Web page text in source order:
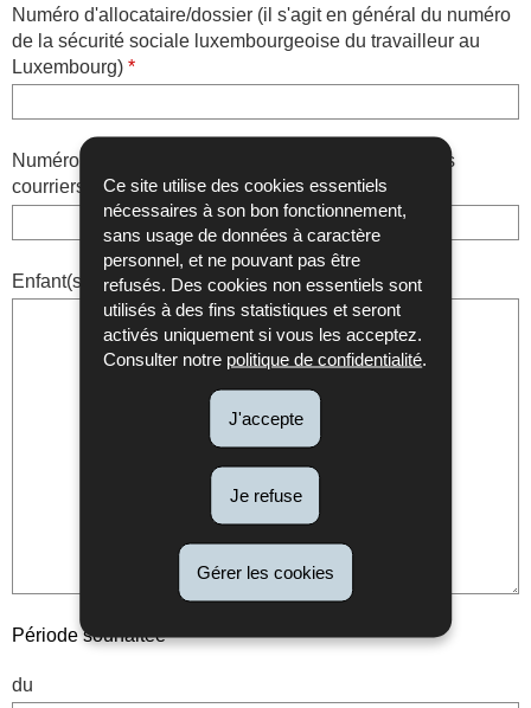
Ce site utilise des cookies essentiels
nécessaires à son bon fonctionnement,
sans usage de données à caractère
personnel, et ne pouvant pas être
refusés. Des cookies non essentiels sont
utilisés à des fins statistiques et seront
activés uniquement si vous les acceptez.
Consulter notre politique de confidentialité.
J'accepte
Je refuse
Gérer les cookies
Numéro d'allocataire/dossier (il s'agit en général du numéro
de la sécurité sociale luxembourgeoise du travailleur au
Luxembourg)*
Numéro de décompte (voir extrait de virement ou nos
courriers)
Enfant(s) concerné(s)*
Période souhaitée
du